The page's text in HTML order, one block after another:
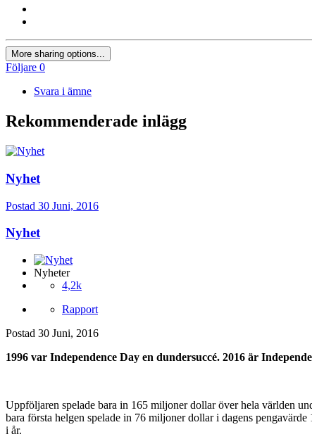
More sharing options...
Följare 0
Svara i ämne
Rekommenderade inlägg
Nyhet
Postad 30 Juni, 2016
Nyhet
Nyheter
4,2k
Rapport
Postad 30 Juni, 2016
1996 var Independence Day en dundersuccé. 2016 är
Uppföljaren spelade bara in 165 miljoner dollar över hela världen
bara första helgen spelade in 76 miljoner dollar i dagens
i år.